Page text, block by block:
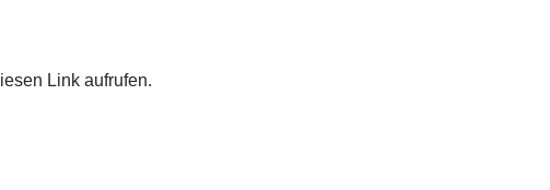
Link aufrufen.